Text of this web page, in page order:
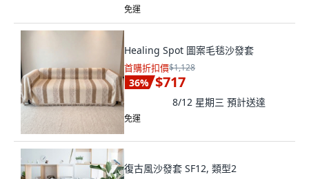
免運
Healing Spot 圖案毛毯沙發套
首購折扣價$1,128
36% $717
8/12 星期三 預計送達
免運
復古風沙發套 SF12, 類型2